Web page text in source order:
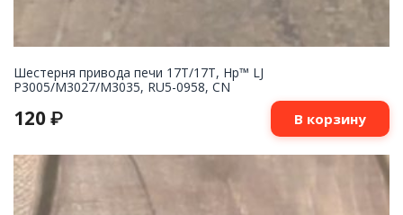
Шестерня привода печи 17T/17T, Hp™ LJ
P3005/M3027/M3035, RU5-0958, CN
120 ₽ В корзину